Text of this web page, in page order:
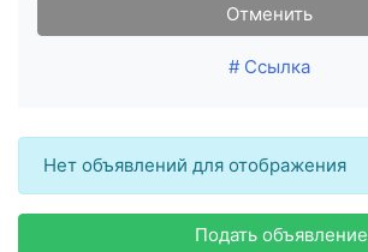
Отменить
# Ссылка
Нет объявлений для отображения
Подать объявление